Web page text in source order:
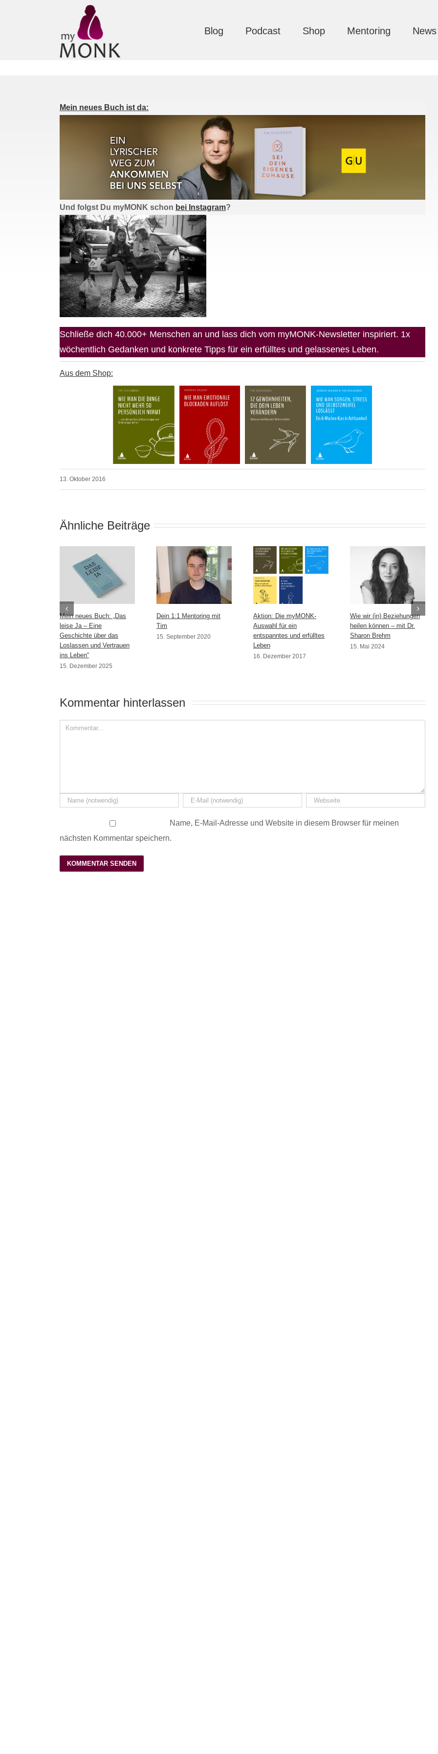
Blog Podcast Shop Mentoring News
Mein neues Buch ist da:
Und folgst Du myMONK schon bei Instagram?
Schließe dich 40.000+ Menschen an und lass dich vom myMONK-Newsletter inspiriert. 1x
wöchentlich Gedanken und konkrete Tipps für ein erfülltes und gelassenes Leben.
Aus dem Shop:
13. Oktober 2016
Ähnliche Beiträge
Mein neues Buch: „Das
leise Ja – Eine
Geschichte über das
Loslassen und Vertrauen
ins Leben“
15. Dezember 2025
Dein 1:1 Mentoring mit
Tim
15. September 2020
Aktion: Die myMONK-
Auswahl für ein
entspanntes und erfülltes
Leben
16. Dezember 2017
Wie wir (in) Beziehungen
heilen können – mit Dr.
Sharon Brehm
15. Mai 2024
Kommentar hinterlassen
Name, E-Mail-Adresse und Website in diesem Browser für meinen
nächsten Kommentar speichern.